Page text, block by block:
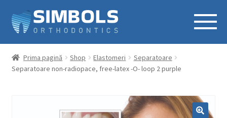
Prima pagină Shop Elastomeri
Separatoare
Separatoare non-radiopace, free-latex -O- loop 2 purple